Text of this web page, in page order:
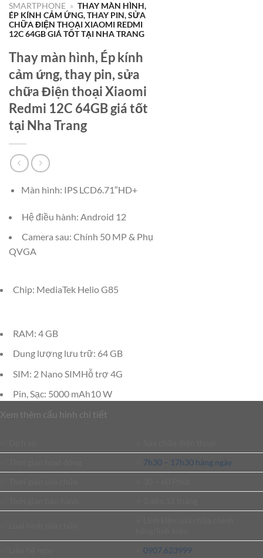
SMARTPHONE » THAY MÀN HÌNH,
ÉP KÍNH CẢM ỨNG, THAY PIN, SỬA
CHỮA ĐIỆN THOẠI XIAOMI REDMI
12C 64GB GIÁ TỐT TẠI NHA TRANG
Thay màn hình, Ép kính
cảm ứng, thay pin, sửa
chữa Điện thoại Xiaomi
Redmi 12C 64GB giá tốt
tại Nha Trang
Màn hình: IPS LCD6.71″HD+
Hệ điều hành: Android 12
Camera sau: Chính 50 MP & Phụ
QVGA
Chip: MediaTek Helio G85
RAM: 4 GB
Dung lượng lưu trữ: 64 GB
SIM: 2 Nano SIMHỗ trợ 4G
Pin, Sạc: 5000 mAh10 W
Xem thêm cấu hình chi tiết
7h30 – 17h30 hàng ngày
0907.623999